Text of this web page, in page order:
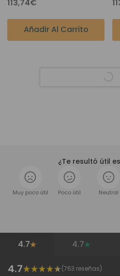
113,74€
Añadir Al Carrito
¿Te resultó útil
Muy poco útil Poco útil Neutral
4.7 4.7
4.7 (763 reseñas)